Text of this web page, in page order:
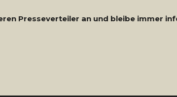
Presseverteiler an und bleibe immer